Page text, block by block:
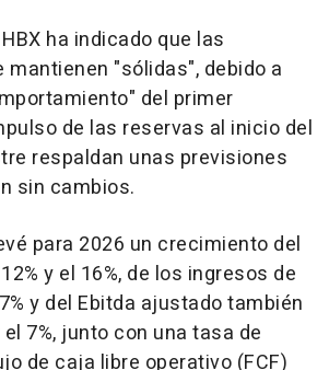
ha indicado que las
"sólidas", debido a
del primer
de las reservas al inicio del
respaldan unas previsiones
sin cambios.
para 2026 un crecimiento del
y el 16%, de los ingresos de
y del Ebitda ajustado también
7%, junto con una tasa de
de caja libre operativo (FCF)